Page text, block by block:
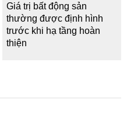
Giá trị bất động sản
thường được định hình
trước khi hạ tầng hoàn
thiện